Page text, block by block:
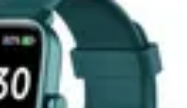
de PerformanceOptimisation des
Conseils Entraînement